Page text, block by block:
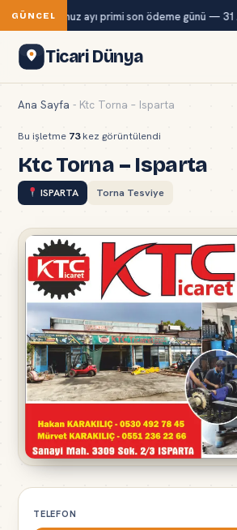
GÜNCEL
Kur temmuz ayı primi son ödeme günü — 31
Ticari Dünya
Ana Sayfa - Ktc Torna – Isparta
Bu işletme 73kez görüntülendi
Ktc Torna – Isparta
ISPARTA Torna Tesviye
TELEFON